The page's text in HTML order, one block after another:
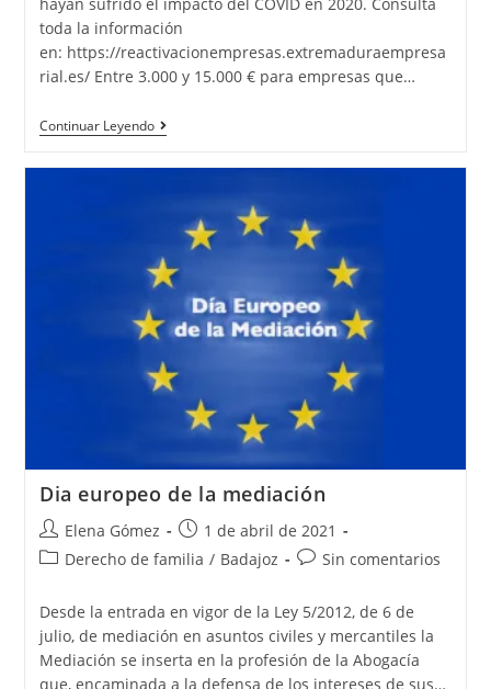
toda la información
en: https://reactivacionempresas.extremaduraempresa
rial.es/ Entre 3.000 y 15.000 € para empresas que…
Continuar Leyendo
Dia europeo de la mediación
Elena Gómez
1 de abril de 2021
Derecho de familia / Badajoz Sin comentarios
Desde la entrada en vigor de la Ley 5/2012, de 6 de
julio, de mediación en asuntos civiles y mercantiles la
Mediación se inserta en la profesión de la Abogacía
que, encaminada a la defensa de los intereses de sus…